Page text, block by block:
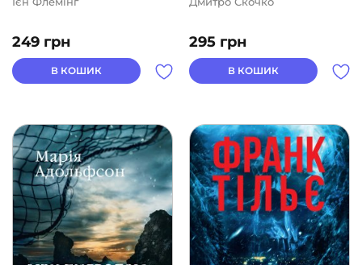
249 грн
В КОШИК
295 грн
В КОШИК